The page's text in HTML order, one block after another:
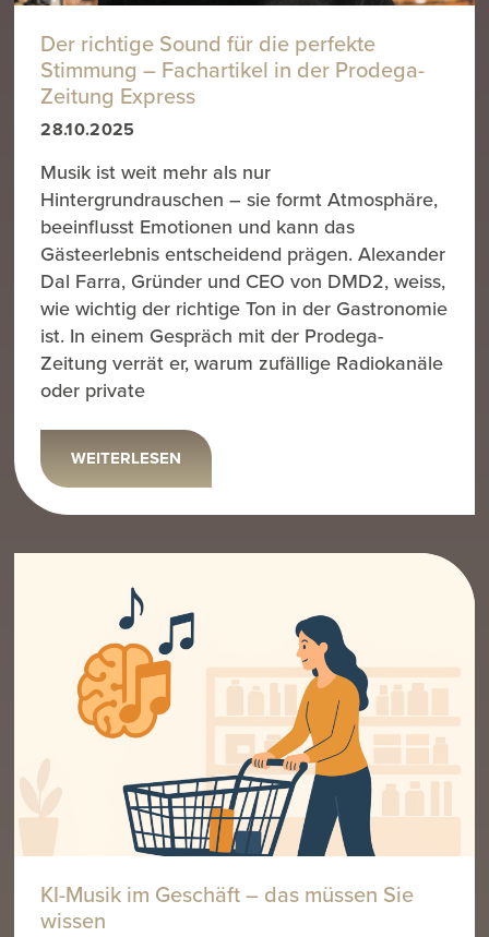
Der richtige Sound für die perfekte
Stimmung – Fachartikel in der Prodega-
Zeitung Express
28.10.2025
Musik ist weit mehr als nur
Hintergrundrauschen – sie formt Atmosphäre,
beeinflusst Emotionen und kann das
Gästeerlebnis entscheidend prägen. Alexander
Dal Farra, Gründer und CEO von DMD2, weiss,
wie wichtig der richtige Ton in der Gastronomie
ist. In einem Gespräch mit der Prodega-
Zeitung verrät er, warum zufällige Radiokanäle
oder private
WEITERLESEN
KI-Musik im Geschäft – das müssen Sie
wissen